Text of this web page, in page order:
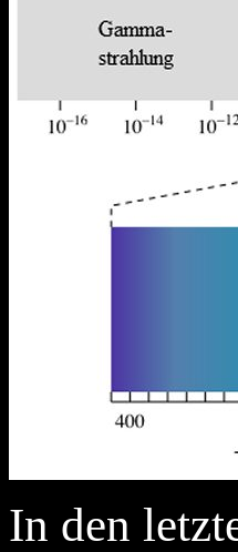
In den